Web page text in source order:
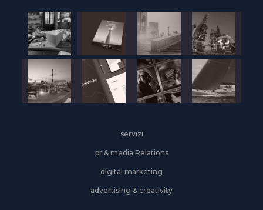
servizi
pr & media Relations
digital marketing
advertising & creativity